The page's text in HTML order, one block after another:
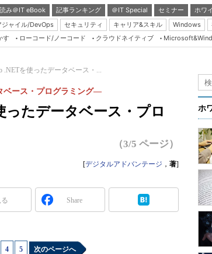
み＠IT eBook 記事ランキング ＠IT Special セミナー
ホワ
ジャイル/DevOps セキュリティ キャリア&スキル Windows
Server & Storage
Java Agile
Database Expert
Master of IP
Security & Trust
Test & Tools
す ローコード/ノーコード クラウドネイティブ
を使ったデータベース・...
たデータベース・プロ
ース・プログラミング―
（3/5 ページ）
[デジタルアドバンテージ ， 著]
る Share
4 5 次のページへ
ホ